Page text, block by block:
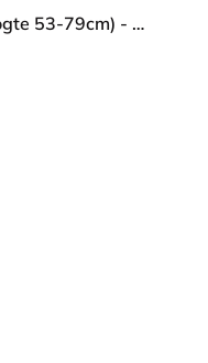
HÅG Capisco 8106 - Select (Gabriel) - Wol / Polyamide - SC62097 - Light ochre - Framekleur - Moss Grey - Gasveer - 265 mm (Zithoogte 53-79cm) - Vloercontact - Harde wielen t.b.v. zachte vloeren - Voetenring - Ja, in framekleur - Voetster - Nee, voetste...